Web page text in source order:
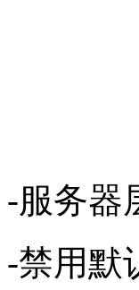
-服务器
-禁用默